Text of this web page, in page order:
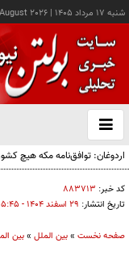
شنبه ۱۷ مرداد ۱۴۰۵ |
2026
باز
و
اردوغان: توافق‌نامه مکه هیچ
کد خبر: ۸۸۳۷۱۳
تاریخ انتشار: ۲۹ اسفند ۱۴۰۴ - ۰۵:۴۵
صفحه نخست »بین الملل »بین